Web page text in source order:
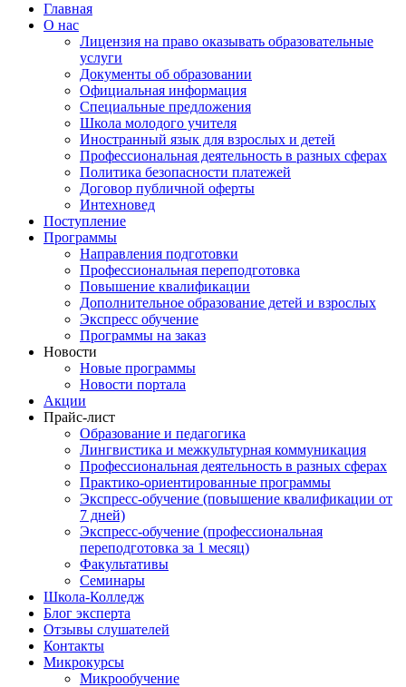
Главная
О нас
Лицензия на право оказывать образовательные
услуги
Документы об образовании
Официальная информация
Специальные предложения
Школа молодого учителя
Иностранный язык для взрослых и детей
Профессиональная деятельность в разных сферах
Политика безопасности платежей
Договор публичной оферты
Интехновед
Поступление
Программы
Направления подготовки
Профессиональная переподготовка
Повышение квалификации
Дополнительное образование детей и взрослых
Экспресс обучение
Программы на заказ
Новости
Новые программы
Новости портала
Акции
Прайс-лист
Образование и педагогика
Лингвистика и межкультурная коммуникация
Профессиональная деятельность в разных сферах
Практико-ориентированные программы
Экспресс-обучение (повышение квалификации от
7 дней)
Экспресс-обучение (профессиональная
переподготовка за 1 месяц)
Факультативы
Семинары
Школа-Колледж
Блог эксперта
Отзывы слушателей
Контакты
Микрокурсы
Микрообучение